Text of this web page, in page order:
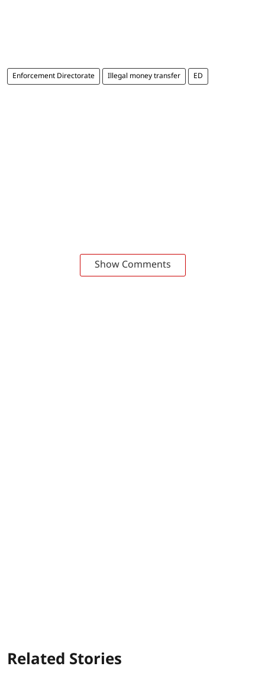
Enforcement Directorate Illegal money transfer ED
Show Comments
Related Stories